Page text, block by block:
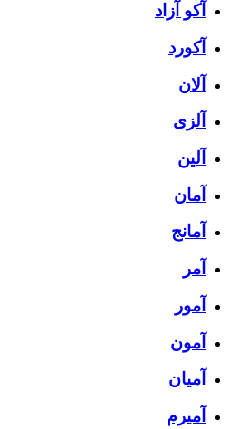
آکو آزاد
آکورد
آلان
آلزی
آلین
آمان
آمانج
آمر
آمور
آمون
آمیان
آمیرم